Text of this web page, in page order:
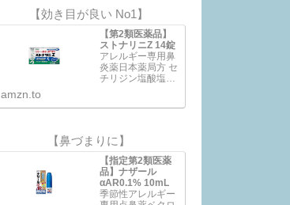
近年、花粉やハウ
スダストなどによ
るアレルギー性鼻
炎の方が増えてい
ます。電車の中や
仕事中など鼻みず
やくしゃみがとま
らないのはつら…
【効き目が良い No1】
【第2類医薬品】
ストナリニZ 14錠
アレルギー専用鼻
炎薬日本薬局方 セ
チリジン塩酸塩錠
代抗ヒスタミン剤
リジン塩酸塩を配
合 した鼻アレルギ
ー専用の内服薬で
す。●くしゃみ、
鼻水、鼻づまりな
どのアレルギー症
状を緩和します。
amzn.to
【鼻づまりに】
【指定第2類医薬
品】ナザール
αAR0.1% 10mL
季節性アレルギー